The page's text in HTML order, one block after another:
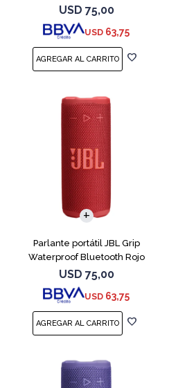
USD 75,00
USD 63,75
Parlante portátil JBL Grip
Waterproof Bluetooth Rojo
USD 75,00
USD 63,75